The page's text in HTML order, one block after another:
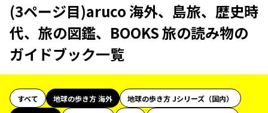
(3ページ目)aruco 海外、島旅、歴史時
代、旅の図鑑、BOOKS 旅の読み物の
ガイドブック一覧
すべて 地球の歩き方 海外
地球の歩き方 Jシリーズ（国内）